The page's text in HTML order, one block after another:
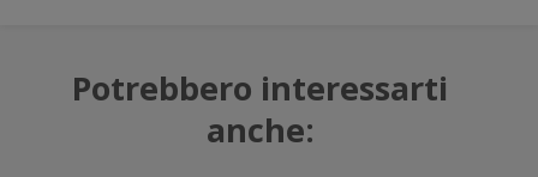
Potrebbero interessarti
anche: